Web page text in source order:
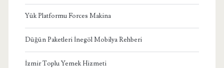
Yük Platformu Forces Makina
Düğün Paketleri İnegöl Mobilya Rehberi
İzmir Toplu Yemek Hizmeti